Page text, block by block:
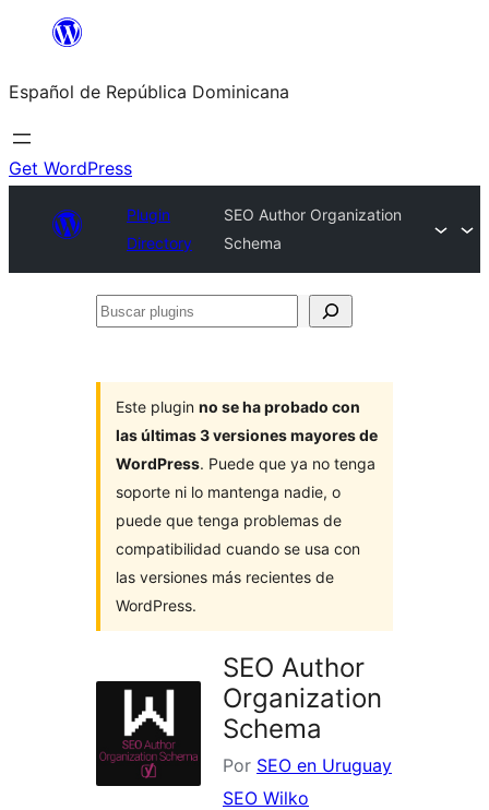
Saltar
contenido
Español de República Dominicana
Get WordPress
Plugin
Directory
SEO Author Organization
Schema
Buscar
Este plugin no se ha probado con
las últimas 3 versiones mayores de
WordPress. Puede que ya no tenga
soporte ni lo mantenga nadie, o
puede que tenga problemas de
compatibilidad cuando se usa con
las versiones más recientes de
WordPress.
SEO Author
Organization
Schema
Por SEO en Uruguay
SEO Wilko